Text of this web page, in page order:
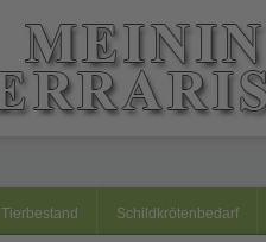
Tierbestand Schildkrötenbedarf